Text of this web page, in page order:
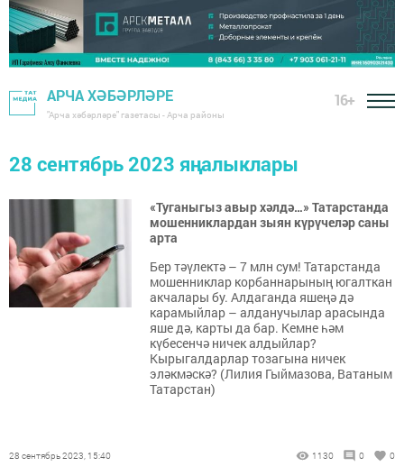
АРЧА ХӘБӘРЛӘРЕ
"Арча хәбәрләре" газетасы - Арча районы
16+
28 сентябрь 2023 яңалыклары
«Туганыгыз авыр хәлдә…» Татарстанда
мошенниклардан зыян күрүчеләр саны
арта
Бер тәүлектә – 7 млн сум! Татарстанда
мошенниклар корбаннарының югалткан
акчалары бу. Алдаганда яшеңә дә
карамыйлар – алданучылар арасында
яше дә, карты да бар. Кемне һәм
күбесенчә ничек алдыйлар?
Кырыгалдарлар тозагына ничек
эләкмәскә? (Лилия Гыймазова, Ватаным
Татарстан)
28 сентябрь 2023, 15:40 1130 0 0